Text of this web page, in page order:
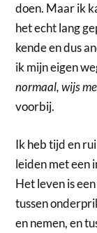
doen. Maar ik
het echt lang
kende en dus
ik mijn eigen
normaal, wijs
voorbij.
Ik heb tijd en
leiden met een
Het leven is
tussen
en nemen, en